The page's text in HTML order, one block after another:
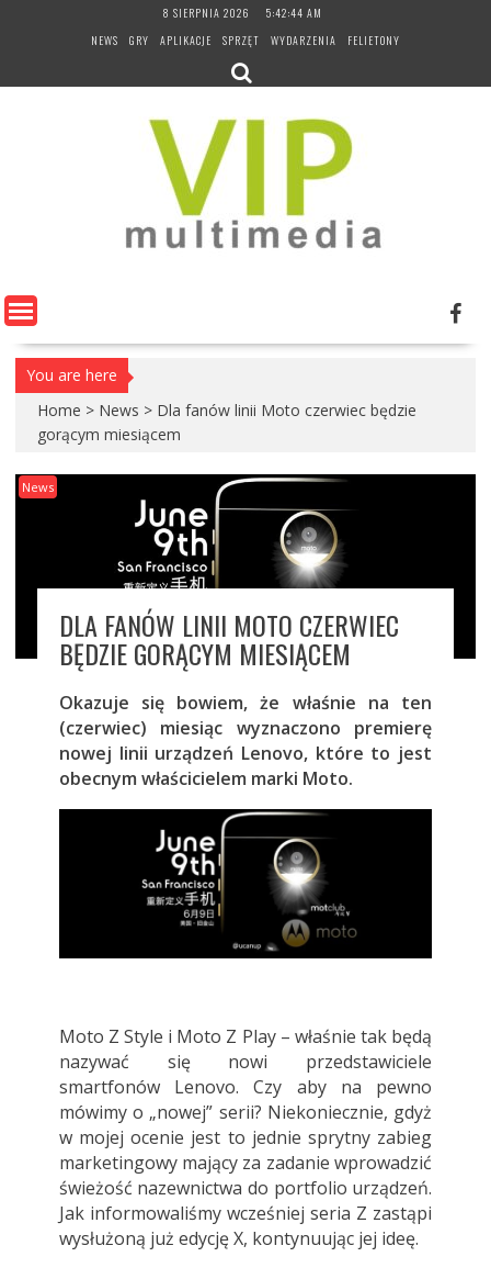
8 SIERPNIA 2026
5:42:45 AM
NEWS
GRY APLIKACJE SPRZĘT WYDARZENIA FELIETONY
You are here
Home > News > Dla fanów linii Moto czerwiec będzie
gorącym miesiącem
News
DLA FANÓW LINII MOTO CZERWIEC
BĘDZIE GORĄCYM MIESIĄCEM
Okazuje się bowiem, że właśnie na ten
(czerwiec) miesiąc wyznaczono premierę
nowej linii urządzeń Lenovo, które to jest
obecnym właścicielem marki Moto.
Moto Z Style i Moto Z Play – właśnie tak będą
nazywać się nowi przedstawiciele
smartfonów Lenovo. Czy aby na pewno
mówimy o „nowej” serii? Niekoniecznie, gdyż
w mojej ocenie jest to jednie sprytny zabieg
marketingowy mający za zadanie wprowadzić
świeżość nazewnictwa do portfolio urządzeń.
Jak informowaliśmy wcześniej seria Z zastąpi
wysłużoną już edycję X, kontynuując jej ideę.